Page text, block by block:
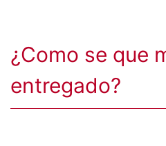
¿Como se que
entregado?